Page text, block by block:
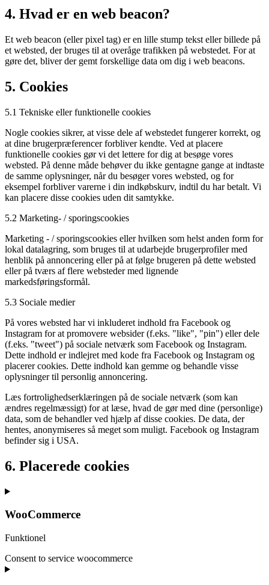
4. Hvad er en web beacon?
Et web beacon (eller pixel tag) er en lille stump tekst eller billede på
et websted, der bruges til at overåge trafikken på webstedet. For at
gøre det, bliver der gemt forskellige data om dig i web beacons.
5. Cookies
5.1 Tekniske eller funktionelle cookies
Nogle cookies sikrer, at visse dele af webstedet fungerer korrekt, og
at dine brugerpræferencer forbliver kendte. Ved at placere
funktionelle cookies gør vi det lettere for dig at besøge vores
websted. På denne måde behøver du ikke gentagne gange at indtaste
de samme oplysninger, når du besøger vores websted, og for
eksempel forbliver varerne i din indkøbskurv, indtil du har betalt. Vi
kan placere disse cookies uden dit samtykke.
5.2 Marketing- / sporingscookies
Marketing - / sporingscookies eller hvilken som helst anden form for
lokal datalagring, som bruges til at udarbejde brugerprofiler med
henblik på annoncering eller på at følge brugeren på dette websted
eller på tværs af flere websteder med lignende
markedsføringsformål.
5.3 Sociale medier
På vores websted har vi inkluderet indhold fra Facebook og
Instagram for at promovere websider (f.eks. "like", "pin") eller dele
(f.eks. "tweet") på sociale netværk som Facebook og Instagram.
Dette indhold er indlejret med kode fra Facebook og Instagram og
placerer cookies. Dette indhold kan gemme og behandle visse
oplysninger til personlig annoncering.
Læs fortrolighedserklæringen på de sociale netværk (som kan
ændres regelmæssigt) for at læse, hvad de gør med dine (personlige)
data, som de behandler ved hjælp af disse cookies. De data, der
hentes, anonymiseres så meget som muligt. Facebook og Instagram
befinder sig i USA.
6. Placerede cookies
WooCommerce
Funktionel
Consent to service woocommerce